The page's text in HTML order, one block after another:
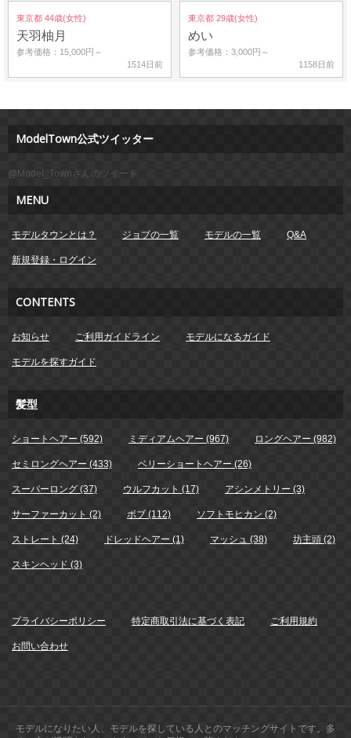
東京都 44歳(女性)
天羽柚月
参考価格：15,000円～
1514日前
東京都 29歳(女性)
めい
参考価格：3,000円～
1158日前
ModelTown公式ツイッター
@Model_Townさんのツイート
MENU
モデルタウンとは？ ジョブの一覧 モデルの一覧 Q&A
新規登録・ログイン
CONTENTS
お知らせ ご利用ガイドライン モデルになるガイド
モデルを探すガイド
髪型
ショートヘアー (592) ミディアムヘアー (967) ロングヘアー (982)
セミロングヘアー (433) ベリーショートヘアー (26)
スーパーロング (37) ウルフカット (17) アシンメトリー (3)
サーファーカット (2) ボブ (112) ソフトモヒカン (2)
ストレート (24) ドレッドヘアー (1) マッシュ (38) 坊主頭 (2)
スキンヘッド (3)
プライバシーポリシー 特定商取引法に基づく表記 ご利用規約
お問い合わせ
モデルになりたい人、モデルを探している人とのマッチングサイトです。多